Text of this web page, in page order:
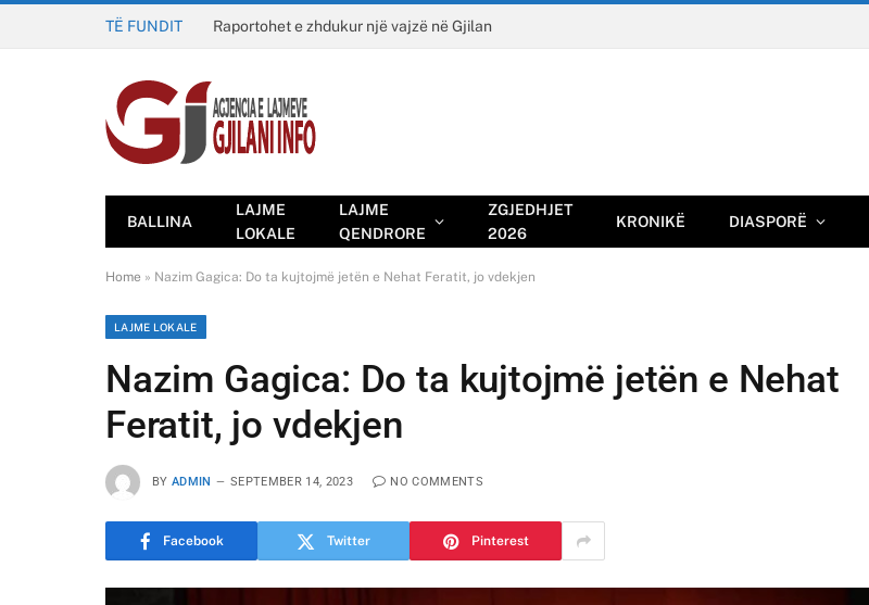
TË FUNDIT Raportohet e zhdukur një vajzë në Gjilan
BALLINA
LAJME
LOKALE
LAJME
QENDRORE
ZGJEDHJET
2026
KRONIKË DIASPORË
Home » Nazim Gagica: Do ta kujtojmë jetën e Nehat Feratit, jo vdekjen
LAJME LOKALE
Nazim Gagica: Do ta kujtojmë jetën e Nehat
Feratit, jo vdekjen
BY ADMIN SEPTEMBER 14, 2023 NO COMMENTS
Facebook Twitter Pinterest